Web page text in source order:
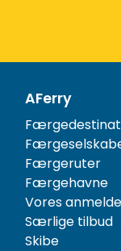
AFerry
Færgeruter
Færgehavne
Vores
Særlige tilbud
Skibe